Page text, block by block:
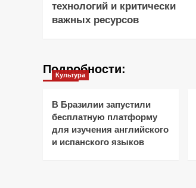
технологий и критически
важных ресурсов
Подробности:
Культура
В Бразилии запустили
бесплатную платформу
для изучения английского
и испанского языков